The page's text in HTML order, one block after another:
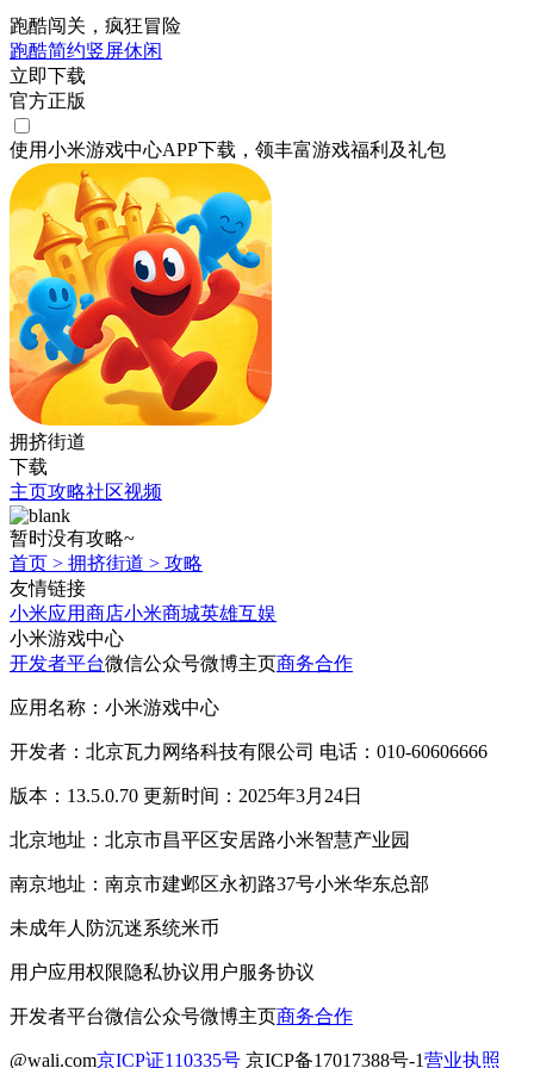
跑酷闯关，疯狂冒险
跑酷简约竖屏休闲
立即下载
官方正版
使用小米游戏中心APP下载 ，领丰富游戏福利 及礼包
拥挤街道
下载
主页攻略社区视频
暂时没有攻略~
首页 > 拥挤街道 > 攻略
友情链接
小米应用商店小米商城英雄互娱
小米游戏中心
开发者平台微信公众号微博主页商务合作
应用名称：小米游戏中心
开发者：北京瓦力网络科技有限公司 电话：010-60606666
版本：13.5.0.70 更新时间：2025年3月24日
北京地址：北京市昌平区安居路小米智慧产业园
南京地址：南京市建邺区永初路37号小米华东总部
未成年人防沉迷系统米币
用户应用权限隐私协议用户服务协议
开发者平台微信公众号微博主页商务合作
@wali.com京ICP证110335号 京ICP备17017388号-1营业执照